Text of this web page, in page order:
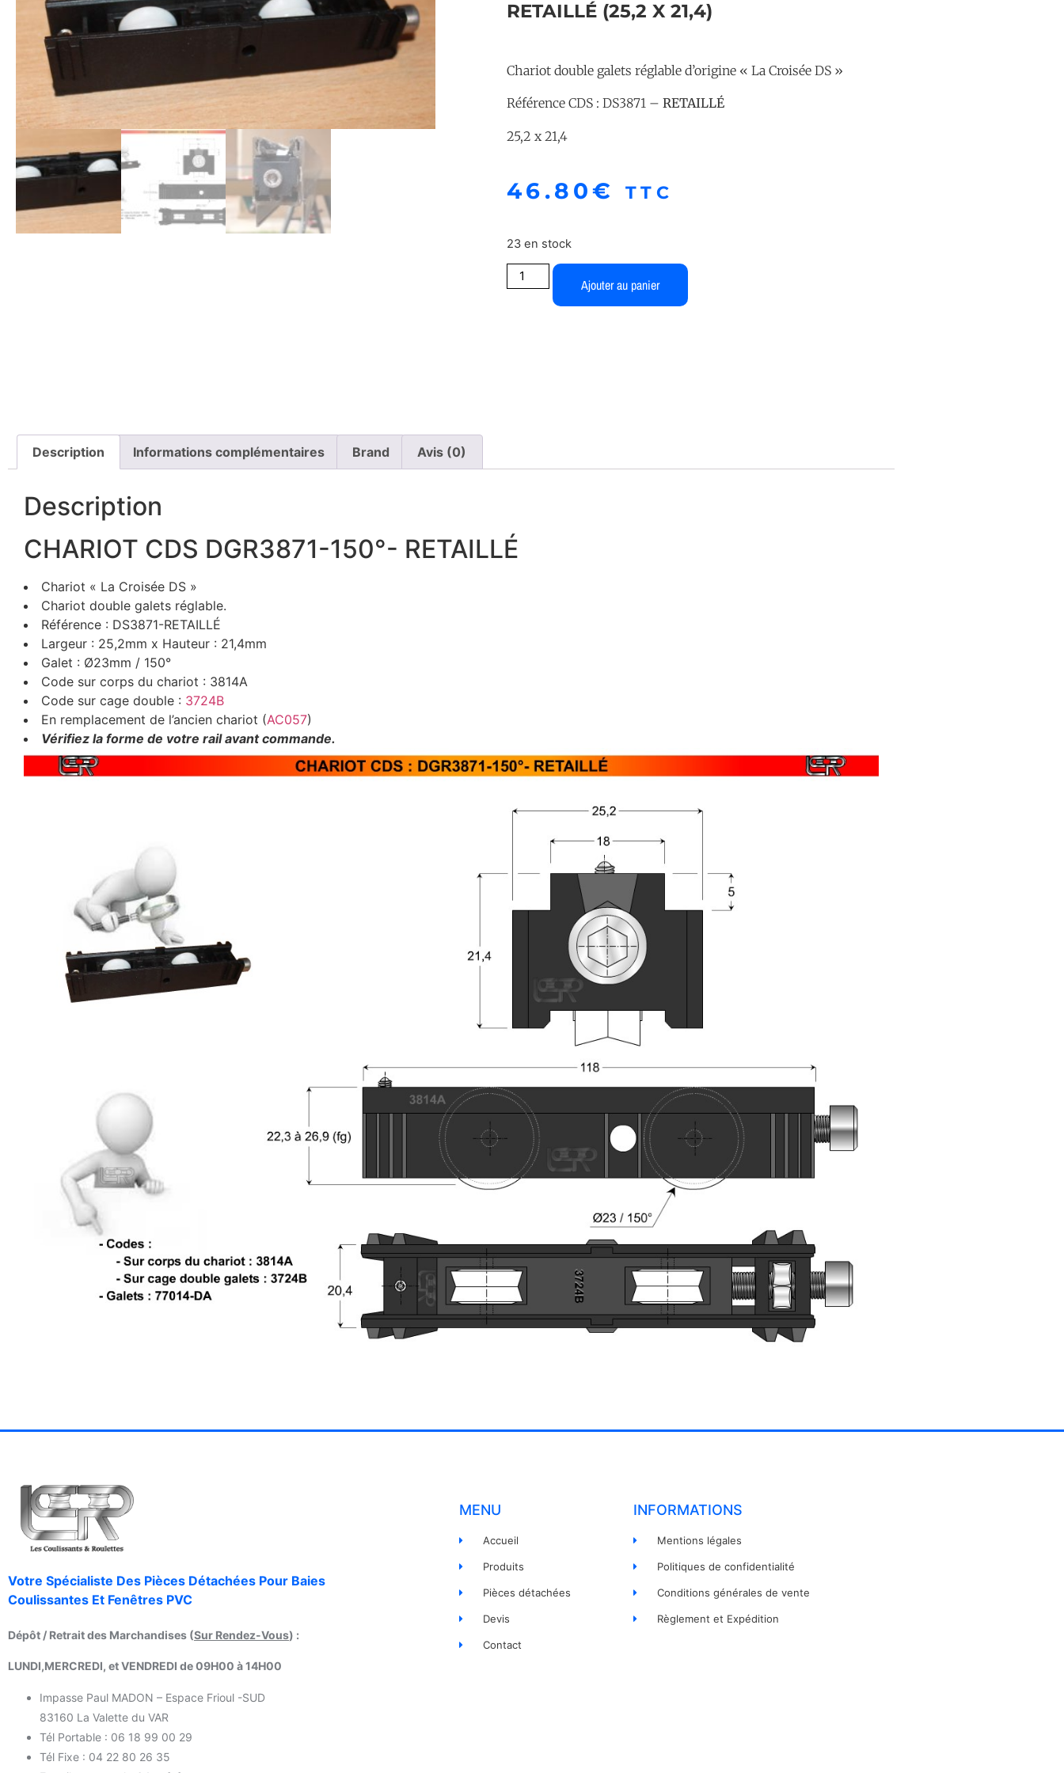
RETAILLÉ (25,2 X 21,4)
Chariot double galets réglable d’origine « La Croisée DS »
Référence CDS : DS3871 – RETAILLÉ
25,2 x 21,4
46.80€ TTC
23 en stock
Ajouter au panier
Description Informations complémentaires Brand Avis (0)
Description
CHARIOT CDS DGR3871-150°- RETAILLÉ
Chariot « La Croisée DS »
Chariot double galets réglable.
Référence : DS3871-RETAILLÉ
Largeur : 25,2mm x Hauteur : 21,4mm
Galet : Ø23mm / 150°
Code sur corps du chariot : 3814A
Code sur cage double : 3724B
En remplacement de l’ancien chariot (AC057)
Vérifiez la forme de votre rail avant commande.
Votre Spécialiste Des Pièces Détachées Pour Baies
Coulissantes Et Fenêtres PVC
Dépôt / Retrait des Marchandises (Sur Rendez-Vous) :
LUNDI,MERCREDI, et VENDREDI de 09H00 à 14H00
Impasse Paul MADON – Espace Frioul -SUD
83160 La Valette du VAR
Tél Portable : 06 18 99 00 29
Tél Fixe : 04 22 80 26 35
MENU
Accueil
Produits
Pièces détachées
Devis
Contact
INFORMATIONS
Mentions légales
Politiques de confidentialité
Conditions générales de vente
Règlement et Expédition